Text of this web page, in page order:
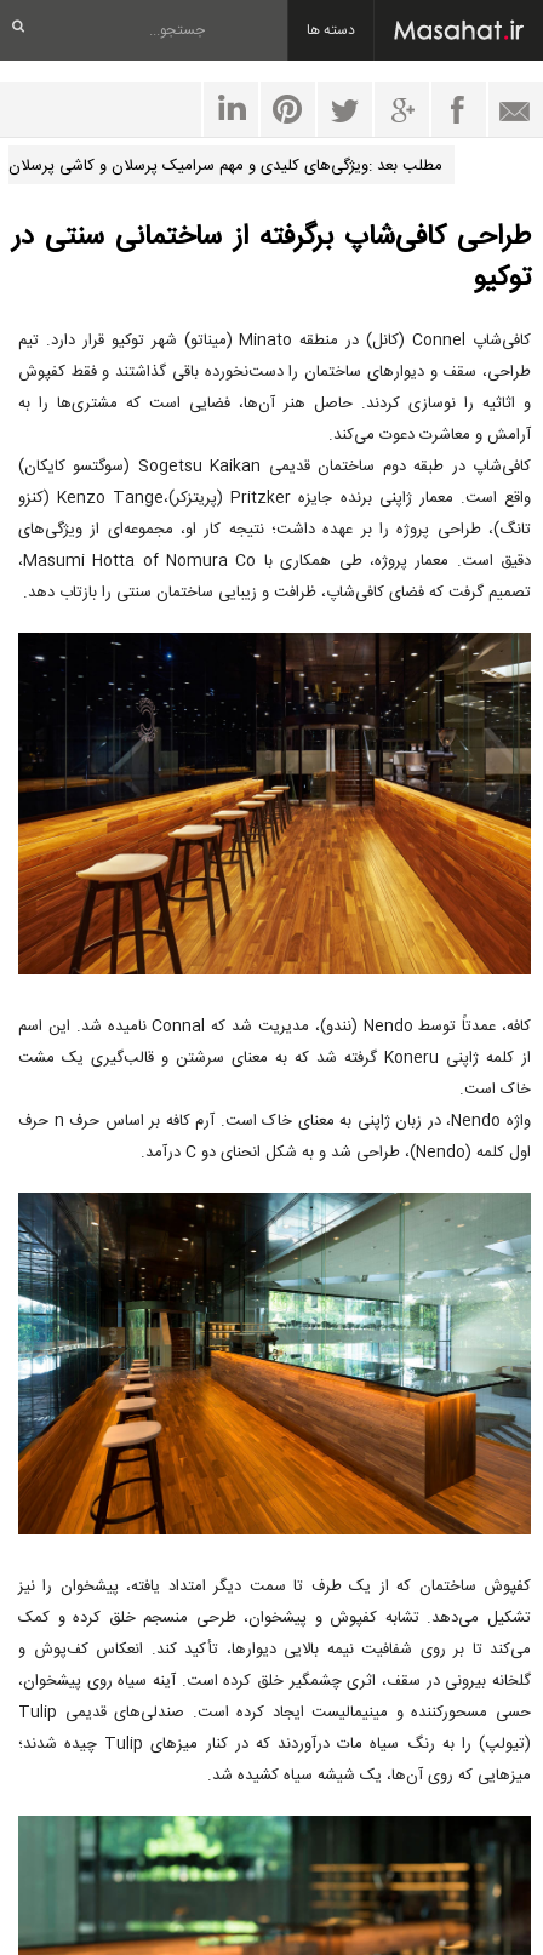
دسته ها
مطلب بعد :ویژگی‌های کلیدی و مهم سرامیک پرسلان و کاشی پرسلان
طراحی کافی‌شاپ برگرفته از ساختمانی سنتی در
توکیو
کافی‌شاپ Connel (کانل) در منطقه Minato (میناتو) شهر توکیو قرار دارد. تیم
طراحی، سقف و دیوارهای ساختمان را دست‌نخورده باقی گذاشتند و فقط کفپوش
و اثاثیه را نوسازی کردند. حاصل هنر آن‌ها، فضایی است که مشتری‌ها را به
آرامش و معاشرت دعوت می‌کند.
کافی‌شاپ در طبقه دوم ساختمان قدیمی Sogetsu Kaikan (سوگتسو کایکان)
واقع است. معمار ژاپنی برنده جایزه Pritzker (پریتزکر)،Kenzo Tange (کنزو
تانگ)، طراحی پروژه را بر عهده داشت؛ نتیجه کار او، مجموعه‌ای از ویژگی‌های
دقیق است. معمار پروژه، طی همکاری با Masumi Hotta of Nomura Co،
تصمیم گرفت که فضای کافی‌شاپ، ظرافت و زیبایی ساختمان سنتی را بازتاب دهد.
کافه، عمدتاً توسط Nendo (نندو)، مدیریت شد که Connal نامیده شد. این اسم
از کلمه ژاپنی Koneru گرفته شد که به معنای سرشتن و قالب‌گیری یک مشت
خاک است.
واژه Nendo، در زبان ژاپنی به معنای خاک است. آرم کافه بر اساس حرف n حرف
اول کلمه (Nendo)، طراحی شد و به شکل انحنای دو C درآمد.
کفپوش ساختمان که از یک طرف تا سمت دیگر امتداد یافته، پیشخوان را نیز
تشکیل می‌دهد. تشابه کفپوش و پیشخوان، طرحی منسجم خلق کرده و کمک
می‌کند تا بر روی شفافیت نیمه بالایی دیوارها، تأکید کند. انعکاس کف‌پوش و
گلخانه بیرونی در سقف، اثری چشمگیر خلق کرده است. آینه سیاه روی پیشخوان،
حسی مسحورکننده و مینیمالیست ایجاد کرده است. صندلی‌های قدیمی Tulip
(تیولپ) را به رنگ سیاه مات درآوردند که در کنار میزهای Tulip چیده شدند؛
میزهایی که روی آن‌ها، یک شیشه سیاه کشیده شد.